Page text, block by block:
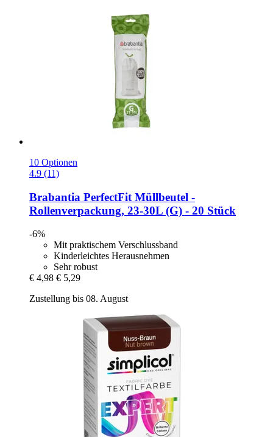
10 Optionen
4.9 (11)
Brabantia PerfectFit Müllbeutel -​
Rollenverpackung, 23-​30L (G) -​ 20 Stück
-6%
Mit praktischem Verschlussband
Kinderleichtes Herausnehmen
Sehr robust
€ 4,98 € 5,29
Zustellung bis 08. August